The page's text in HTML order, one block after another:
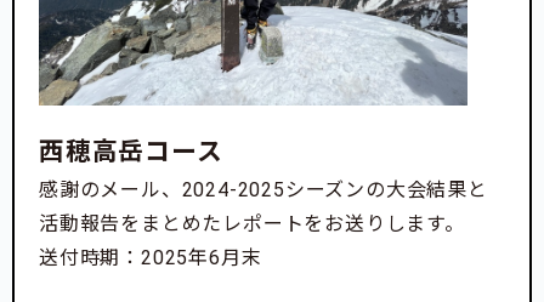
西穂高岳コース
感謝のメール、2024-2025シーズンの大会結果と
活動報告をまとめたレポートをお送りします。
送付時期：2025年6月末